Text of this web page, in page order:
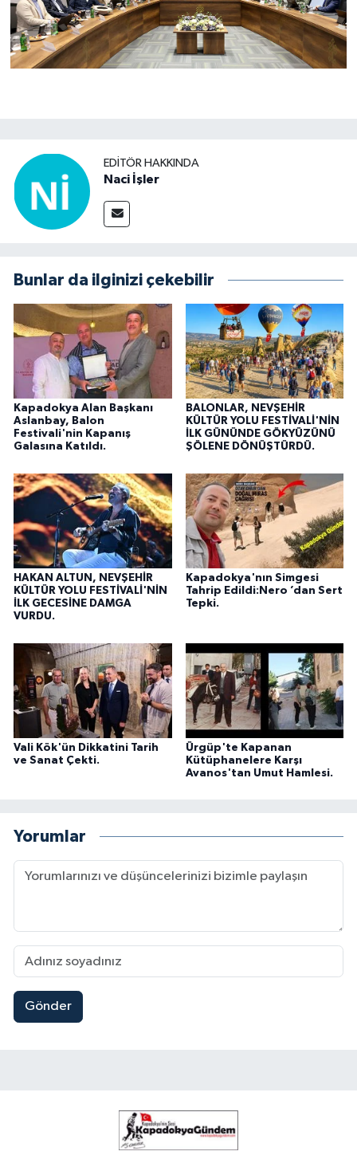
EDITÖR HAKKINDA
Naci İşler
Bunlar da ilginizi çekebilir
Kapadokya Alan Başkanı
Aslanbay, Balon
Festivali'nin Kapanış
Galasına Katıldı.
BALONLAR, NEVŞEHİR
KÜLTÜR YOLU FESTİVALİ'NİN
İLK GÜNÜNDE GÖKYÜZÜNÜ
ŞÖLENE DÖNÜŞTÜRDÜ.
HAKAN ALTUN, NEVŞEHİR
KÜLTÜR YOLU FESTİVALİ'NİN
İLK GECESİNE DAMGA
VURDU.
Kapadokya'nın Simgesi
Tahrip Edildi:Nero ’dan Sert
Tepki.
Vali Kök'ün Dikkatini Tarih
ve Sanat Çekti.
Ürgüp'te Kapanan
Kütüphanelere Karşı
Avanos'tan Umut Hamlesi.
Yorumlar
Gönder